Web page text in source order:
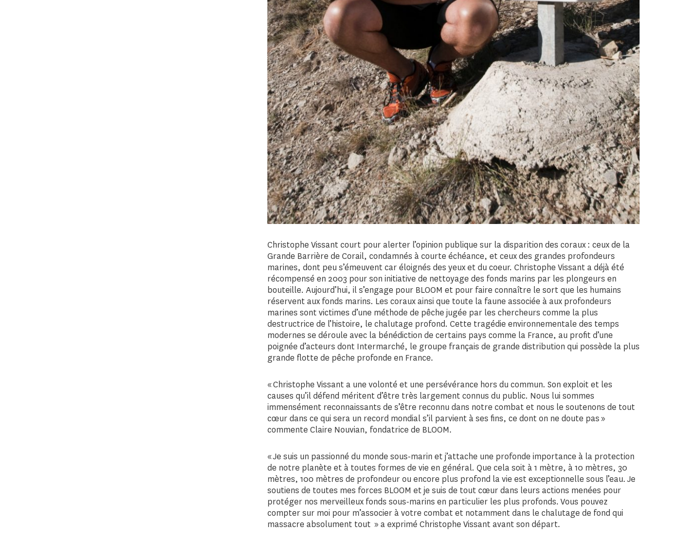
Christophe Vissant court pour alerter l’opinion publique sur la disparition des coraux : ceux de la
Grande Barrière de Corail, condamnés à courte échéance, et ceux des grandes profondeurs
marines, dont peu s’émeuvent car éloignés des yeux et du coeur. Christophe Vissant a déjà été
récompensé en 2003 pour son initiative de nettoyage des fonds marins par les plongeurs en
bouteille. Aujourd’hui, il s’engage pour BLOOM et pour faire connaître le sort que les humains
réservent aux fonds marins. Les coraux ainsi que toute la faune associée à aux profondeurs
marines sont victimes d’une méthode de pêche jugée par les chercheurs comme la plus
destructrice de l’histoire, le chalutage profond. Cette tragédie environnementale des temps
modernes se déroule avec la bénédiction de certains pays comme la France, au profit d’une
poignée d’acteurs dont Intermarché, le groupe français de grande distribution qui possède la plus
grande flotte de pêche profonde en France.
« Christophe Vissant a une volonté et une persévérance hors du commun. Son exploit et les
causes qu’il défend méritent d’être très largement connus du public. Nous lui sommes
immensément reconnaissants de s’être reconnu dans notre combat et nous le soutenons de tout
cœur dans ce qui sera un record mondial s’il parvient à ses fins, ce dont on ne doute pas »
commente Claire Nouvian, fondatrice de BLOOM.
« Je suis un passionné du monde sous-marin et j’attache une profonde importance à la protection
de notre planète et à toutes formes de vie en général. Que cela soit à 1 mètre, à 10 mètres, 30
mètres, 100 mètres de profondeur ou encore plus profond la vie est exceptionnelle sous l’eau. Je
soutiens de toutes mes forces BLOOM et je suis de tout cœur dans leurs actions menées pour
protéger nos merveilleux fonds sous-marins en particulier les plus profonds. Vous pouvez
compter sur moi pour m’associer à votre combat et notamment dans le chalutage de fond qui
massacre absolument tout » a exprimé Christophe Vissant avant son départ.